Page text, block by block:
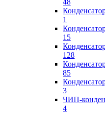
1
15
128
85
3
ЧИП-
4